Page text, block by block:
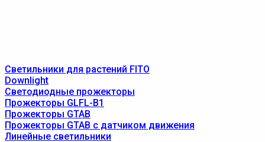
Светильники для растений FITO
Downlight
Светодиодные прожекторы
Прожекторы GLFL-B1
Прожекторы GTAB
Прожекторы GTAB с датчиком движения
Линейные светильники